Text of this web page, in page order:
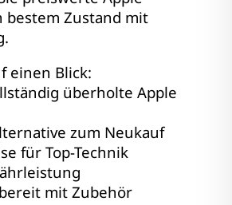
bestem Zustand mit
einen Blick:
überholte Apple
zum Neukauf
für Top-Technik
mit Zubehör